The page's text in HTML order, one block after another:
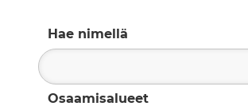
Hae nimellä
Osaamisalueet